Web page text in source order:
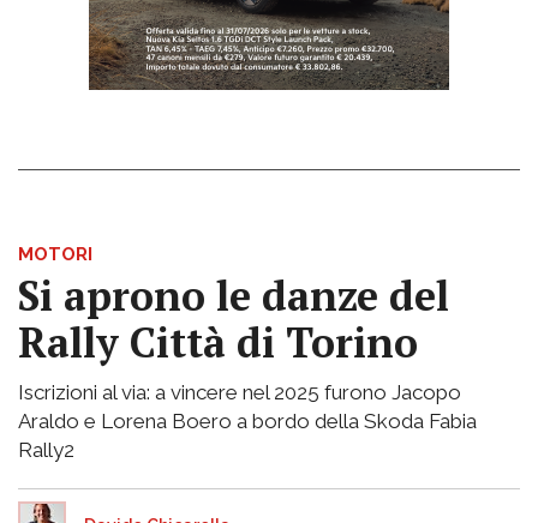
MOTORI
Si aprono le danze del
Rally Città di Torino
Iscrizioni al via: a vincere nel 2025 furono Jacopo
Araldo e Lorena Boero a bordo della Skoda Fabia
Rally2